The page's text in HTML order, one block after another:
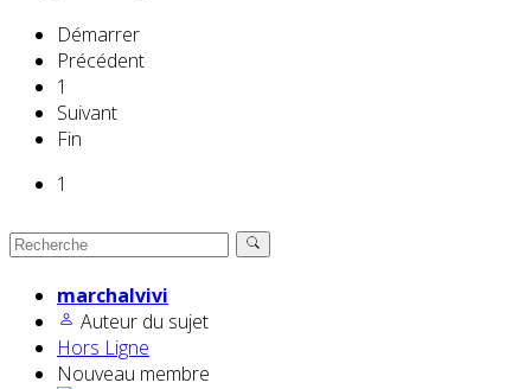
Démarrer
Précédent
1
Suivant
Fin
1
marchalvivi
Auteur du sujet
Hors Ligne
Nouveau membre